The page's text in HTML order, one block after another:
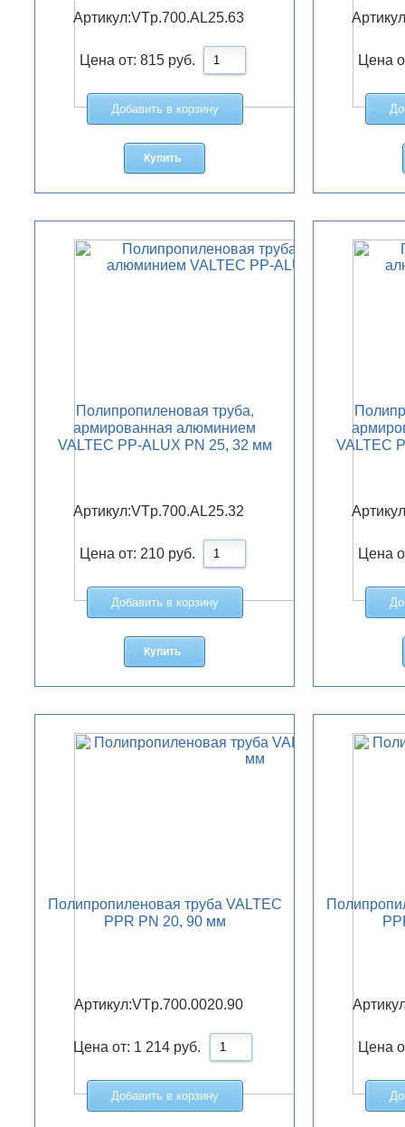
Артикул:VTp.700.AL25.63
Цена от: 815 руб.
Добавить в корзину
Купить
Цена
Полипропиленовая труба,
армированная алюминием
VALTEC PP-ALUX PN 25, 32 мм
Артикул:VTp.700.AL25.32
Цена от: 210 руб.
Добавить в корзину
Купить
VALTEC
Цена
Полипропиленовая труба VALTEC
PPR PN 20, 90 мм
Артикул:VTp.700.0020.90
Цена от: 1 214 руб.
Добавить в корзину
Цена